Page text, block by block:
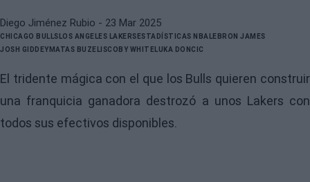
Diego Jiménez Rubio - 23 Mar 2025
CHICAGO BULLSLOS ANGELES LAKERSESTADÍSTICAS NBALEBRON JAMES
JOSH GIDDEYMATAS BUZELISCOBY WHITELUKA DONCIC
El tridente mágica con el que los Bulls quieren construir
una franquicia ganadora destrozó a unos Lakers con
todos sus efectivos disponibles.